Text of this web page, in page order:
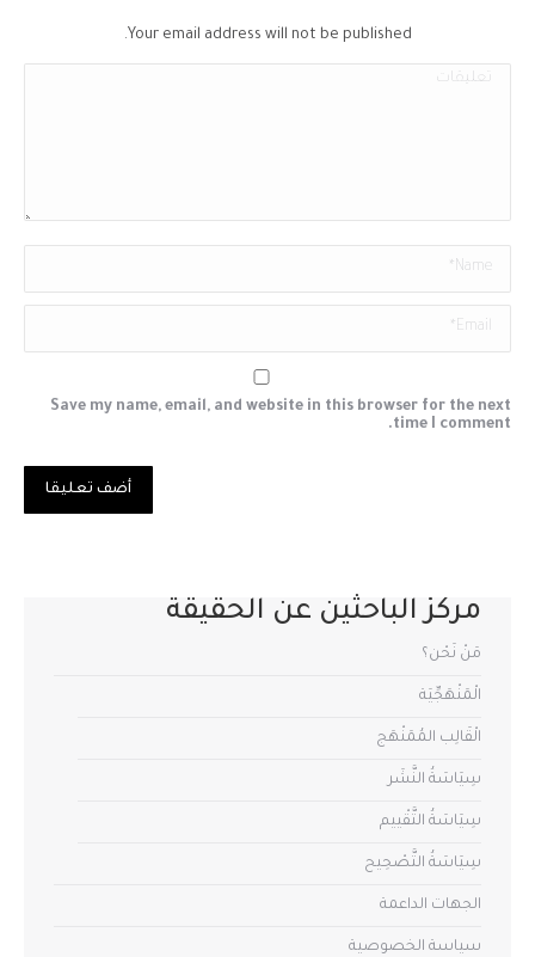
Your email address will not be published.
تعليقات
Name *
Email *
Save my name, email, and website in this browser for the next
time I comment.
أضف تعليقا
مركز الباحثين عن الحقيقة
مَنْ نَحْن؟
الْمَنْهَجِّيَة
الْقَالِب المُمَنْهَج
سِيَاسَةُ النَّشَر
سِيَاسَةُ التَّقْييم
سِيَاسَةُ التَّصْحِيح
الجهات الداعمة
سياسة الخصوصية